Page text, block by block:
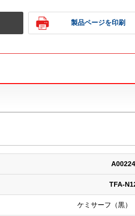
製品ページを印刷
TFA-
ケミサーフ（黒